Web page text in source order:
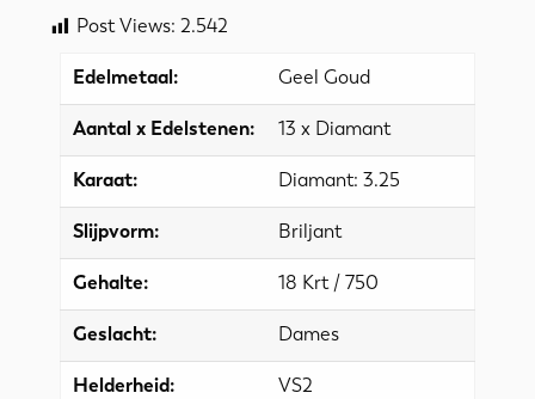
Post Views: 2.542
Edelmetaal: Geel Goud
Aantal x Edelstenen: 13 x Diamant
Karaat: Diamant: 3.25
Slijpvorm: Briljant
Gehalte: 18 Krt / 750
Geslacht: Dames
Helderheid: VS2